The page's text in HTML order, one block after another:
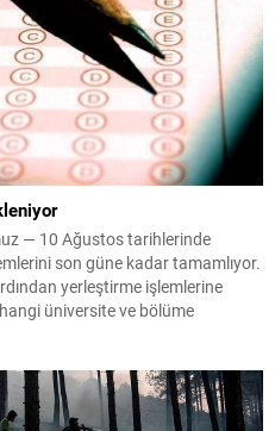
— 10 Ağustos tarihlerinde
son güne kadar tamamlıyor.
yerleştirme işlemlerine
üniversite ve bölüme
resmi bir sonuç açıklama tarihi
uygulamalara bakılarak tercih...